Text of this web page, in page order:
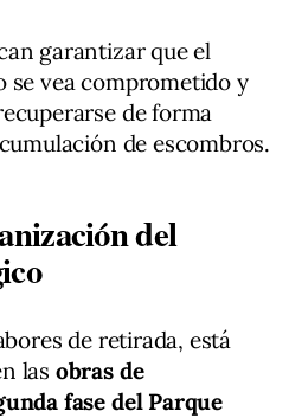
garantizar que el
se vea comprometido y
de forma
de escombros.
del
de retirada, está
las obras de
fase del Parque